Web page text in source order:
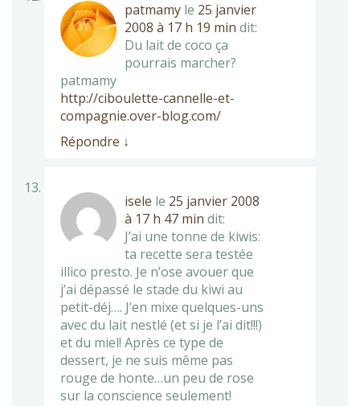
patmamy le 25 janvier
2008 à 17 h 19 min dit:
Du lait de coco ça
pourrais marcher?
patmamy
http://ciboulette-cannelle-et-
compagnie.over-blog.com/
Répondre ↓
isele le 25 janvier 2008
à 17 h 47 min dit:
J’ai une tonne de kiwis:
ta recette sera testée
illico presto. Je n’ose avouer que
j’ai dépassé le stade du kiwi au
petit-déj…. J’en mixe quelques-uns
avec du lait nestlé (et si je l’ai dit!!!)
et du miel! Après ce type de
dessert, je ne suis même pas
rouge de honte…un peu de rose
sur la conscience seulement!